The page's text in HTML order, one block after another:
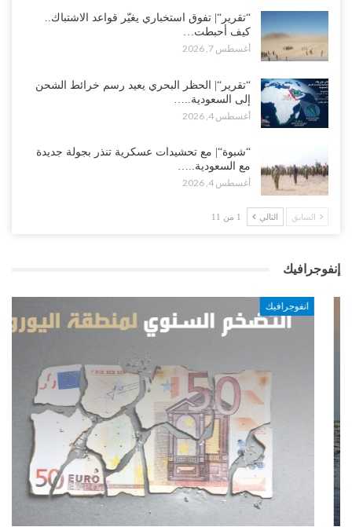
“تقرير“| تفوق استخباري يغيّر قواعد الاشتباك..
كيف أحبطت…
أغسطس 7, 2026
“تقرير“| الحظر البحري يعيد رسم خرائط الشحن
إلى السعودية..…
أغسطس 4, 2026
“شبوة“| مع تحشيدات عسكرية تنذر بجولة جديدة
مع السعودية..…
أغسطس 4, 2026
السابق التالي 1 من 11
إنفوجرافيك
انفوجرافيك